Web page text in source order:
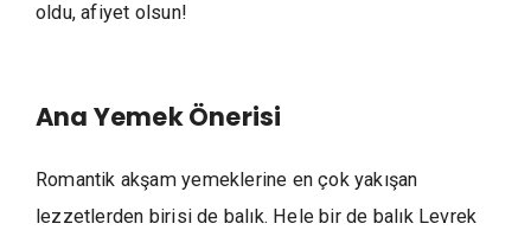
oldu, afiyet olsun!
Ana Yemek Önerisi
Romantik akşam yemeklerine en çok yakışan
lezzetlerden birisi de balık. Hele bir de balık Levrek